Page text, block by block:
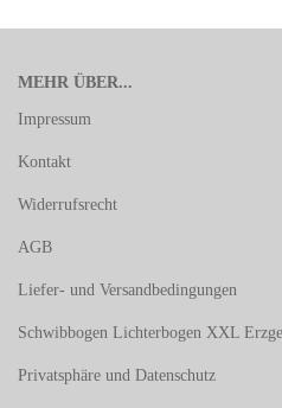
MEHR ÜBER...
Impressum
Kontakt
Widerrufsrecht
AGB
Liefer- und Versandbedingungen
Schwibbogen Lichterbogen XXL
Privatsphäre und Datenschutz